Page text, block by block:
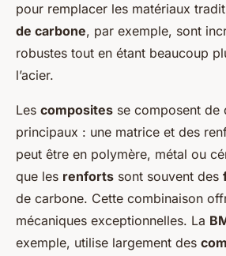
pour remplacer les matériaux
de carbone, par exemple, sont
robustes tout en étant beaucoup
l’acier.
Les composites se composent de
principaux : une matrice et des
peut être en polymère, métal ou
que les renforts sont souvent des
de carbone. Cette combinaison
mécaniques exceptionnelles. La
exemple, utilise largement des